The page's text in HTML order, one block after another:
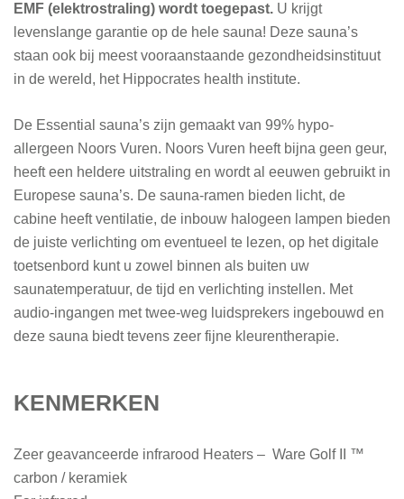
EMF (elektrostraling) wordt toegepast. U krijgt
levenslange garantie op de hele sauna! Deze sauna’s
staan ook bij meest vooraanstaande gezondheidsinstituut
in de wereld, het Hippocrates health institute.
De Essential sauna’s zijn gemaakt van 99% hypo-
allergeen Noors Vuren. Noors Vuren heeft bijna geen geur,
heeft een heldere uitstraling en wordt al eeuwen gebruikt in
Europese sauna’s. De sauna-ramen bieden licht, de
cabine heeft ventilatie, de inbouw halogeen lampen bieden
de juiste verlichting om eventueel te lezen, op het digitale
toetsenbord kunt u zowel binnen als buiten uw
saunatemperatuur, de tijd en verlichting instellen. Met
audio-ingangen met twee-weg luidsprekers ingebouwd en
deze sauna biedt tevens zeer fijne kleurentherapie.
KENMERKEN
Zeer geavanceerde infrarood Heaters – Ware Golf II ™
carbon / keramiek